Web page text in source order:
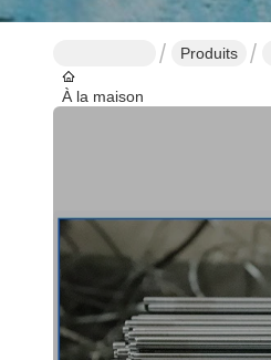
À la maison
Produits